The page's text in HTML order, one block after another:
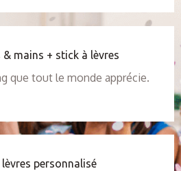
& mains + stick à lèvres
que tout le monde apprécie.
lèvres personnalisé